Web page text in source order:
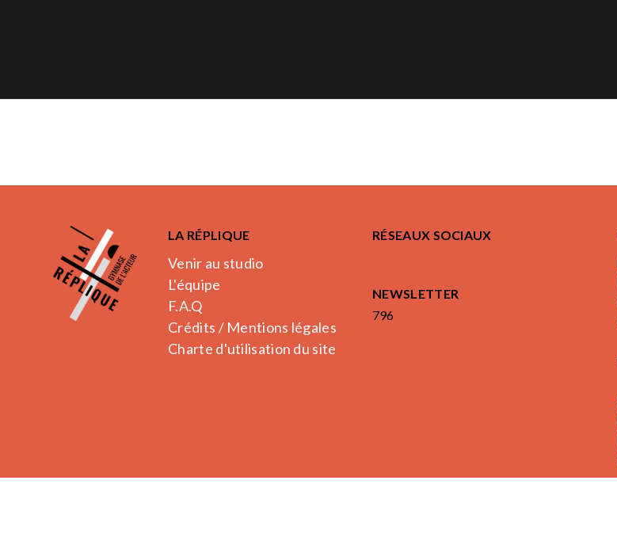
LA RÉPLIQUE
Venir au studio
L'équipe
F.A.Q
Crédits / Mentions légales
Charte d'utilisation du site
RÉSEAUX SOCIAUX
NEWSLETTER
796